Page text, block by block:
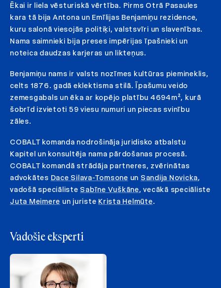
Ēkai ir liela vēsturiskā vērtība. Pirms Otrā Pasaules
kara tā bija Antona un Emīlijas Benjamiņu rezidence,
kuru salonā viesojās politiķi, valstsvīri un slavenības.
Nama saimnieki bija preses impērijas īpašnieki un
noteica daudzas karjeras un likteņus.
Benjamiņu nams ir valsts nozīmes kultūras piemineklis,
celts 1876. gadā eklektisma stilā. Īpašumu veido
zemesgabals un ēka ar kopējo platību 4694m², kurā
šobrīd izvietoti 59 viesu numuri un piecas svinību
zāles.
COBALT komanda nodrošināja juridisko atbalstu
Kapitel un konsultēja nama pārdošanas procesā.
COBALT komandā strādāja partneres, zvērinātas
advokātes Dace Silava-Tomsone un Sandija Novicka,
vadošā speciāliste Sabīne Vuškāne, vecākā speciāliste
Juta Meimere un juriste Krista Helmūte.
Vadošie eksperti